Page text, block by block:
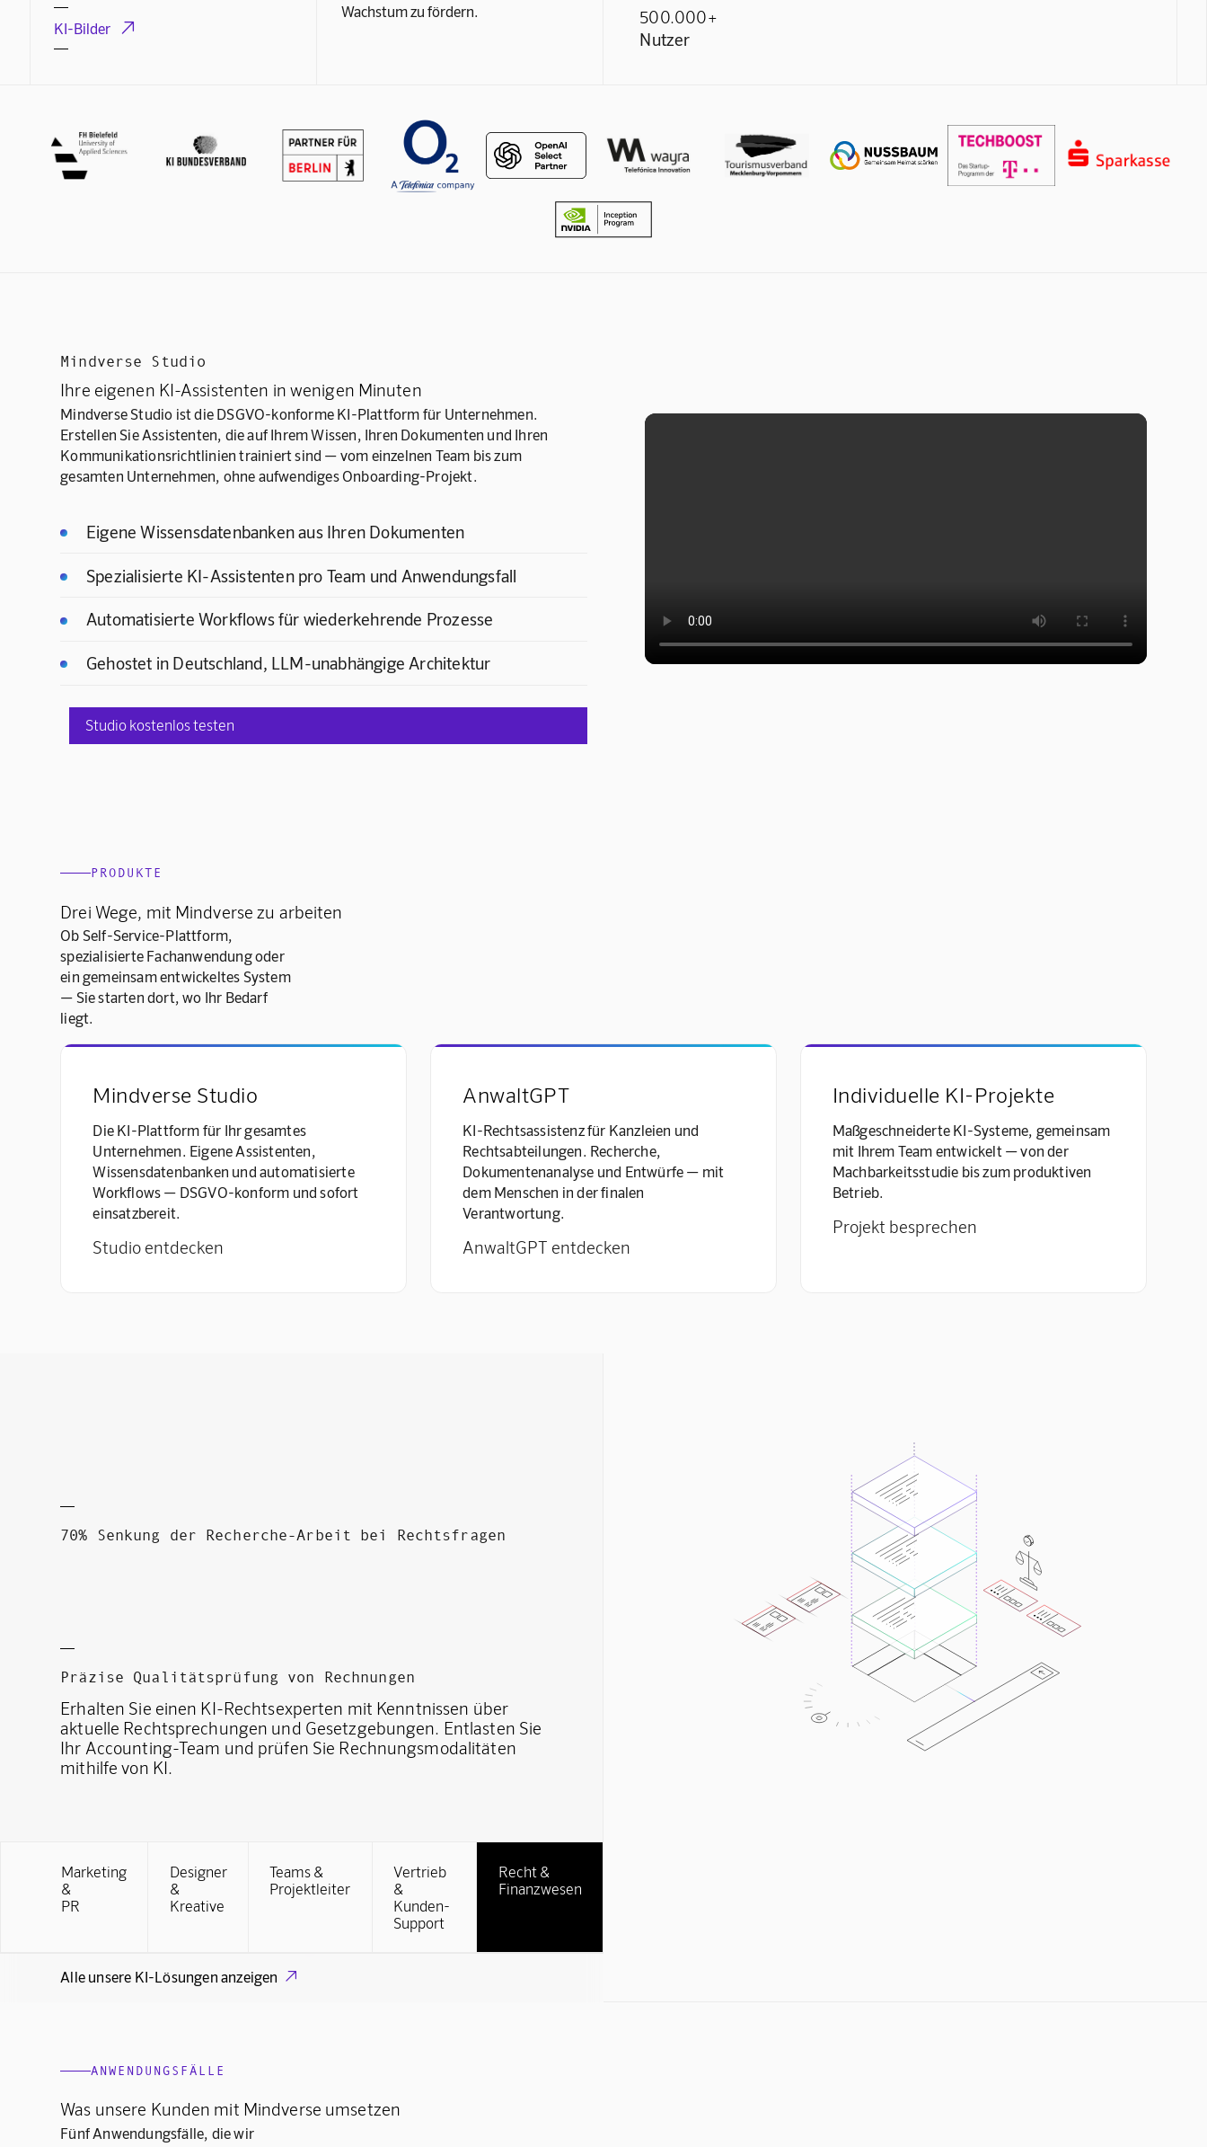
KI-Bilder 
Wachstum zu fördern.
500.000+
Nutzer
Mindverse Studio
Ihre eigenen KI-Assistenten in wenigen Minuten
Mindverse Studio ist die DSGVO-konforme KI-Plattform für Unternehmen.
Erstellen Sie Assistenten, die auf Ihrem Wissen, Ihren Dokumenten und Ihren
Kommunikationsrichtlinien trainiert sind — vom einzelnen Team bis zum
gesamten Unternehmen, ohne aufwendiges Onboarding-Projekt.
Eigene Wissensdatenbanken aus Ihren Dokumenten
Spezialisierte KI-Assistenten pro Team und Anwendungsfall
Automatisierte Workflows für wiederkehrende Prozesse
Gehostet in Deutschland, LLM-unabhängige Architektur
Studio kostenlos testen
PRODUKTE
Drei Wege, mit Mindverse zu arbeiten
Ob Self-Service-Plattform,
spezialisierte Fachanwendung oder
ein gemeinsam entwickeltes System
— Sie starten dort, wo Ihr Bedarf
liegt.
Mindverse Studio
Die KI-Plattform für Ihr gesamtes
Unternehmen. Eigene Assistenten,
Wissensdatenbanken und automatisierte
Workflows — DSGVO-konform und sofort
einsatzbereit.
Studio entdecken
AnwaltGPT
KI-Rechtsassistenz für Kanzleien und
Rechtsabteilungen. Recherche,
Dokumentenanalyse und Entwürfe — mit
dem Menschen in der finalen
Verantwortung.
AnwaltGPT entdecken
Individuelle KI-Projekte
Maßgeschneiderte KI-Systeme, gemeinsam
mit Ihrem Team entwickelt — von der
Machbarkeitsstudie bis zum produktiven
Betrieb.
Projekt besprechen
Marketing
&
PR
Designer
&
Kreative
Teams &
Projektleiter
Vertrieb
&
Kunden-
Support
Recht &
Finanzwesen
70% Senkung der Recherche-Arbeit bei Rechtsfragen
Präzise Qualitätsprüfung von Rechnungen
Erhalten Sie einen KI-Rechtsexperten mit Kenntnissen über
aktuelle Rechtsprechungen und Gesetzgebungen. Entlasten Sie
Ihr Accounting-Team und prüfen Sie Rechnungsmodalitäten
mithilfe von KI.
Alle unsere KI-Lösungen anzeigen 
ANWENDUNGSFÄLLE
Was unsere Kunden mit Mindverse umsetzen
Fünf Anwendungsfälle, die wir